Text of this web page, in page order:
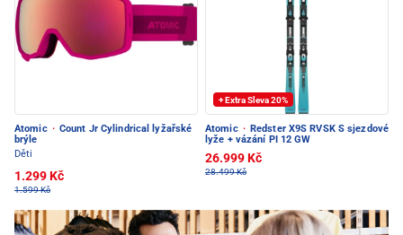
Atomic · Count Jr Cylindrical lyžařské
brýle
Děti
1.299 Kč
1.599 Kč
+ Extra Sleva 20%
Atomic · Redster X9S RVSK S sjezdové
lyže + vázání PI 12 GW
26.999 Kč
28.499 Kč